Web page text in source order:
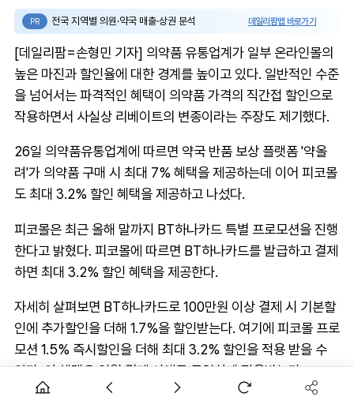
PR 전국 지역별 의원·약국 매출·상권 분석 데일리팜맵 바로가기
[데일리팜=손형민 기자] 의약품 유통업계가 일부 온라인몰의
높은 마진과 할인율에 대한 경계를 높이고 있다. 일반적인 수준
을 넘어서는 파격적인 혜택이 의약품 가격의 직간접 할인으로
작용하면서 사실상 리베이트의 변종이라는 주장도 제기했다.
26일 의약품유통업계에 따르면 약국 반품 보상 플랫폼 '약올
려'가 의약품 구매 시 최대 7% 혜택을 제공하는데 이어 피코몰
도 최대 3.2% 할인 혜택을 제공하고 나섰다.
피코몰은 최근 올해 말까지 BT하나카드 특별 프로모션을 진행
한다고 밝혔다. 피코몰에 따르면 BT하나카드를 발급하고 결제
하면 최대 3.2% 할인 혜택을 제공한다.
자세히 살펴보면 BT하나카드로 100만원 이상 결제 시 기본할
인에 추가할인을 더해 1.7%을 할인받는다. 여기에 피코몰 프로
모션 1.5% 즉시할인을 더해 최대 3.2% 할인을 적용 받을 수
있다. 이 혜택은 익월 결제 시에도 동일하게 적용받는다.